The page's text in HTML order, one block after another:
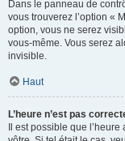
Dans le panneau de
vous trouverez l’option «
option, vous ne serez
vous-même. Vous serez
invisible.
Haut
L’heure n’est pas
Il est possible que